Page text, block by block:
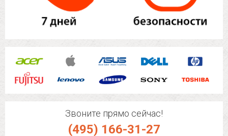
Звоните прямо сейчас!
(495) 166-31-27